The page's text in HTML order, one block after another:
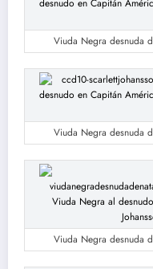
Viuda Negra desnuda
Viuda Negra desnuda
Viuda Negra desnuda